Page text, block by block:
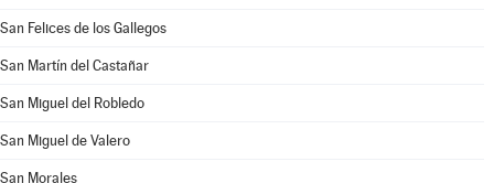
San Felices de los Gallegos
San Martín del Castañar
San Miguel del Robledo
San Miguel de Valero
San Morales